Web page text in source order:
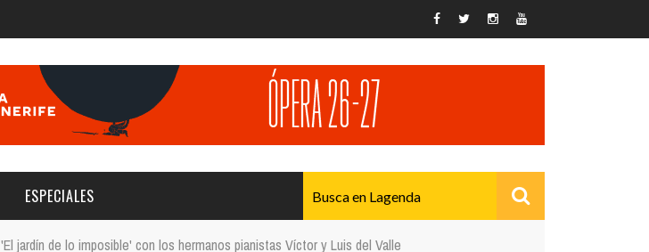
ESPECIALES
'El jardín de lo imposible' con los hermanos pianistas Víctor y Luis del Valle